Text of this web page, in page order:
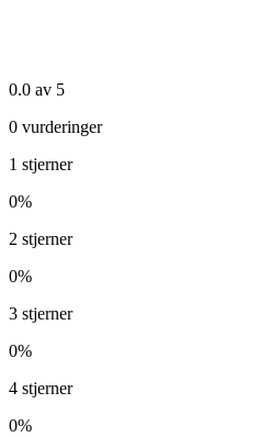
0.0 av 5
0 vurderinger
1 stjerner
0%
2 stjerner
0%
3 stjerner
0%
4 stjerner
0%